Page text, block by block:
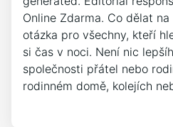
Online Zdarma. Co dělat
otázka pro všechny, kteří
si čas v noci. Není nic
společnosti přátel nebo
rodinném domě, kolejích